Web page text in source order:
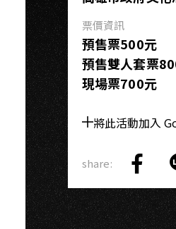
票價資訊
預售票500元
預售雙人套票
現場票700元
將此活動加入
share:
on
Facebook
Copy
Link